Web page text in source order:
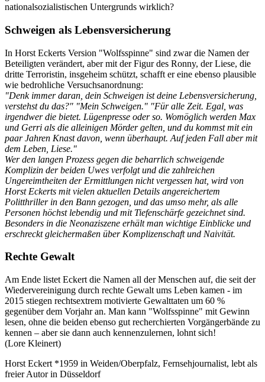
nationalsozialistischen Untergrunds wirklich?
Schweigen als Lebensversicherung
In Horst Eckerts Version "Wolfsspinne" sind zwar die Namen der
Beteiligten verändert, aber mit der Figur des Ronny, der Liese, die
dritte Terroristin, insgeheim schützt, schafft er eine ebenso plausible
wie bedrohliche Versuchsanordnung:
"Denk immer daran, dein Schweigen ist deine Lebensversicherung,
verstehst du das?" "Mein Schweigen." "Für alle Zeit. Egal, was
irgendwer die bietet. Lügenpresse oder so. Womöglich werden Max
und Gerri als die alleinigen Mörder gelten, und du kommst mit ein
paar Jahren Knast davon, wenn überhaupt. Auf jeden Fall aber mit
dem Leben, Liese."
Wer den langen Prozess gegen die beharrlich schweigende
Komplizin der beiden Uwes verfolgt und die zahlreichen
Ungereimtheiten der Ermittlungen nicht vergessen hat, wird von
Horst Eckerts mit vielen aktuellen Details angereichertem
Politthriller in den Bann gezogen, und das umso mehr, als alle
Personen höchst lebendig und mit Tiefenschärfe gezeichnet sind.
Besonders in die Neonaziszene erhält man wichtige Einblicke und
erschreckt gleichermaßen über Komplizenschaft und Naivität.
Rechte Gewalt
Am Ende listet Eckert die Namen all der Menschen auf, die seit der
Wiedervereinigung durch rechte Gewalt ums Leben kamen - im
2015 stiegen rechtsextrem motivierte Gewalttaten um 60 %
gegenüber dem Vorjahr an. Man kann "Wolfsspinne" mit Gewinn
lesen, ohne die beiden ebenso gut recherchierten Vorgängerbände zu
kennen – aber sie dann auch kennenzulernen, lohnt sich!
(Lore Kleinert)
Horst Eckert *1959 in Weiden/Oberpfalz, Fernsehjournalist, lebt als
freier Autor in Düsseldorf